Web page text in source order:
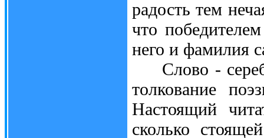
радость тем
что
него и фамилия
Слово -
толкование
Настоящий
сколько